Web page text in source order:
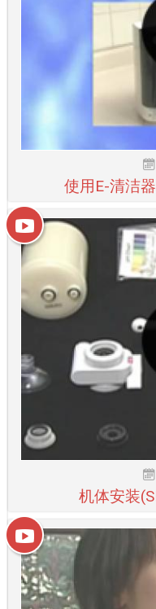
使用E-清洁
机体安装